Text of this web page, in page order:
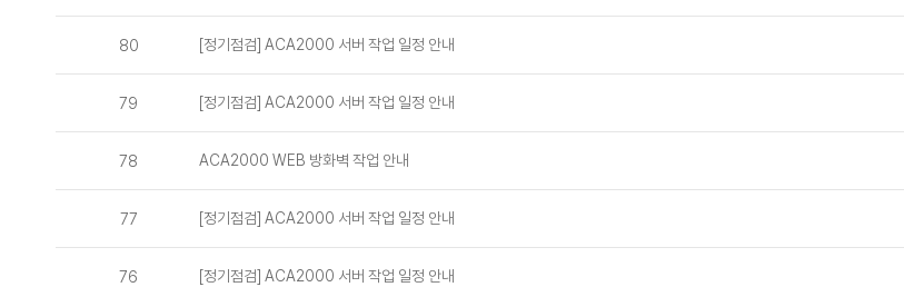
80 [정기점검] ACA2000 서버 작업 일정 안내
79 [정기점검] ACA2000 서버 작업 일정 안내
78 ACA2000 WEB 방화벽 작업 안내
77 [정기점검] ACA2000 서버 작업 일정 안내
76 [정기점검] ACA2000 서버 작업 일정 안내